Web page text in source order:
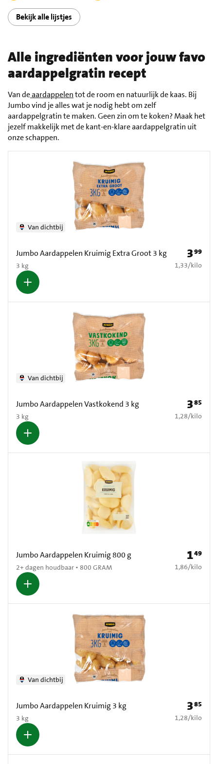
Bekijk alle lijstjes
Alle ingrediënten voor jouw favo
aardappelgratin recept
Van deaardappelentot de room en natuurlijk de kaas. Bij
Jumbo vind je alles wat je nodig hebt om zelf
aardappelgratin te maken. Geen zin om te koken? Maak het
jezelf makkelijk met de kant-en-klare aardappelgratin uit
onze schappen.
Jumbo Aardappelen Kruimig Extra Groot 3 kg
3 kg
Van dichtbij
Prijs: €
399
€ 1,33 per kilo
1,33/kilo
Jumbo Aardappelen Vastkokend 3 kg
3 kg
Van dichtbij
Prijs: €
385
€ 1,28 per kilo
1,28/kilo
Jumbo Aardappelen Kruimig 800 g
2+ dagen houdbaar • 800 GRAM
Prijs: €
149
€ 1,86 per kilo
1,86/kilo
Jumbo Aardappelen Kruimig 3 kg
3 kg
Van dichtbij
Prijs: €
385
€ 1,28 per kilo
1,28/kilo